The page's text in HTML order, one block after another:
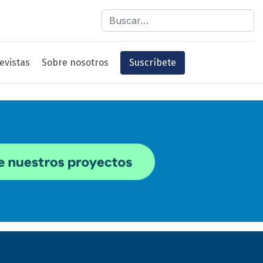
Buscar
Sobre nosotros Suscríbete